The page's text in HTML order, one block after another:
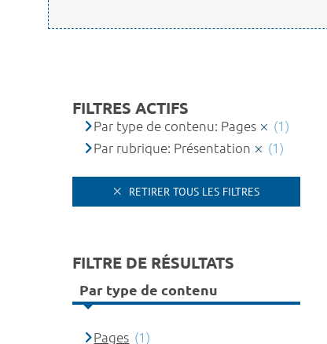
FILTRES ACTIFS
Par type de contenu: Pages
(1)
Par rubrique: Présentation
(1)
RETIRER TOUS LES FILTRES
FILTRE DE RÉSULTATS
Par type de contenu
Pages (1)